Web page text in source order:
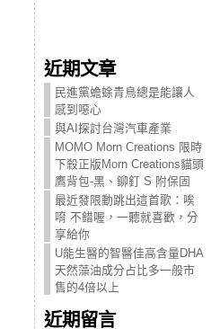
近期文章
民進黨蟾蜍青鳥總是能讓人
感到噁心
與AI探討台灣汽車產業
MOMO Morn Creations 限時
下殺正版Morn Creations貓頭
鷹背包-黑、鉚釘 S 附保固
最近發限動跳出這首歌：唉
唷 不錯喔，一聽就喜歡，分
享給你
U能生醫的智醫佳高含量DHA
天然藻油成分占比多一般市
售的4倍以上
近期留言